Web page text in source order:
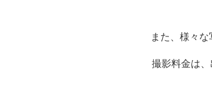
また、様々
撮影料金は